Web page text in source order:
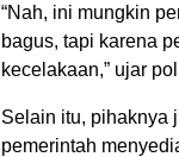
“Nah, ini mungkin
bagus, tapi karena
kecelakaan,” ujar
Selain itu, pihaknya
pemerintah